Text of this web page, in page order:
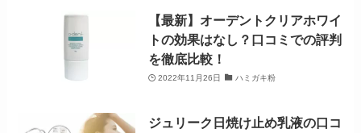
【最新】オーデントクリアホワイ
トの効果はなし？口コミでの評判
を徹底比較！
2022年11月26日 ハミガキ粉
ジュリーク日焼け止め乳液の口コ